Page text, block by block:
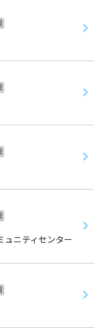
ュニティセンター